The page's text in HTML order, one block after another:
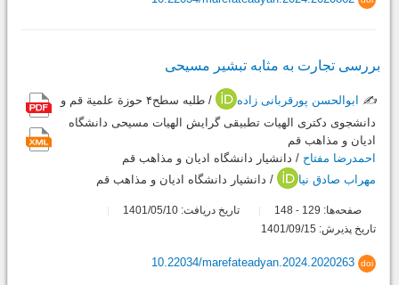
بررسی تجارت به مثابه تبشیر مسیحی
✍️ ابوالحسن پورقربانی زاده
/ طلبه سطح۴ حوزة علمیة قم و
دانشجوی دکتری الهیات تطبیقی گرایش الهیات مسیحی دانشگاه
ادیان و مذاهب قم
احمدرضا مفتاح / دانشیار دانشگاه ادیان و مذاهب قم
مهراب صادق نیا
/ دانشیار دانشگاه ادیان و مذاهب قم
صفحه‌ها: 129
-
تاریخ دریافت: 1401/05/10
تاریخ پذیرش: 1401/09/15
doi
10.22034/marefateadyan.2024.2020263